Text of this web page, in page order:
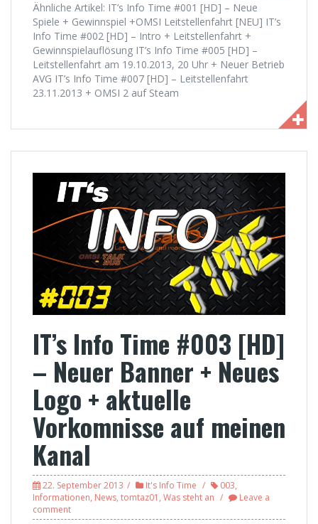
Ähnliche Artikel: IT’s Info Time #001 [HD] – Neue
Spiele + Gewinnspiel +OMSI Leitstellenfahrt [NEU] IT’s
Info Time #002 [HD] – Intro + Leitstellenfahrt +
Gewinnspielauflösung IT’s Info Time #005 [HD] –
Leitstellenfahrt am 19.10.2013, 20 Uhr + Neuer Betrieb
AVG IT’s Info Time #007 [HD] – Leitstellenfahrt
23.11.2013 + OMSI 2 auf Steam
IT’s Info Time #003 [HD]
– Neuer Banner + Neues
Logo + aktuelle
Vorkomnisse auf meinen
Kanal
22. September 2013 It's Info Time 003,
Informationen, News, tomtaz01 , Was steht an
Leave a
comment